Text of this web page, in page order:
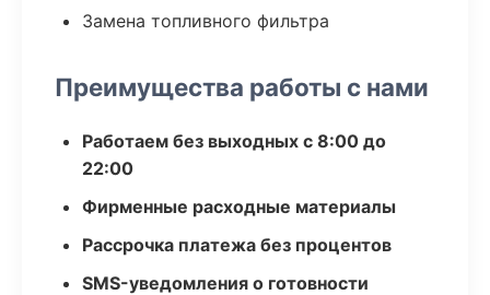
Замена топливного фильтра
Преимущества работы с нами
Работаем без выходных с 8:00 до
22:00
Фирменные расходные материалы
Рассрочка платежа без процентов
SMS-уведомления о готовности